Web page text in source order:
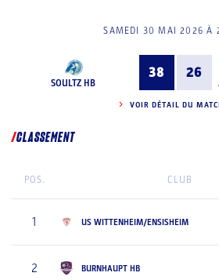
SAMEDI 30 MAI 2026 À
SOULTZ HB
38 26
VOIR DÉTAIL DU
CLASSEMENT
POS. CLUB
1 US WITTENHEIM/ENSISHEIM
2 BURNHAUPT HB